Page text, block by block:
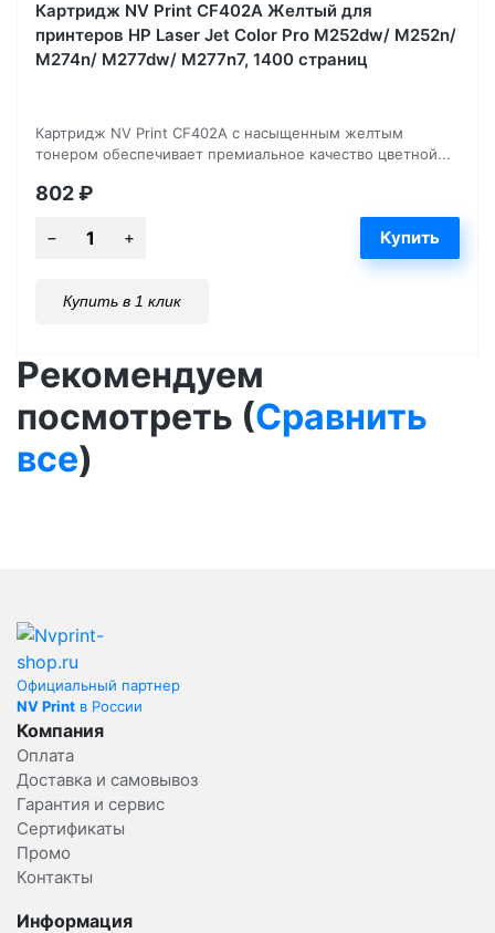
Картридж NV Print CF402A Желтый для
принтеров HP Laser Jet Color Pro M252dw/ M252n/
M274n/ M277dw/ M277n7, 1400 страниц
Картридж NV Print CF402A с насыщенным желтым
тонером обеспечивает премиальное качество цветной...
802₽
Купить в 1 клик
Рекомендуем
посмотреть (Сравнить
все)
Официальный партнер
NV Print в России
Компания
Оплата
Доставка и самовывоз
Гарантия и сервис
Сертификаты
Промо
Контакты
Информация